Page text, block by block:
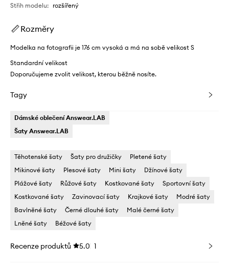
Střih modelu: rozšířený
Rozměry
Modelka na fotografii je 176 cm vysoká a má na sobě velikost S
Standardní velikost
Doporučujeme zvolit velikost, kterou běžně nosíte.
Tagy
Dámské oblečení Answear.LAB
Šaty Answear.LAB
Těhotenské šaty Šaty pro družičky
Pletené šaty
Mikinové šaty
Plesové šaty Mini šaty
Džínové šaty
Plážové šaty
Růžové šaty Kostkované šaty
Sportovní šaty
Kostkované šaty
Zavinovací šaty Krajkové šaty
Modré šaty
Bavlněné šaty
Černé dlouhé šaty
Malé černé šaty
Lněné šaty
Béžové šaty
Recenze produktů 5.0 1